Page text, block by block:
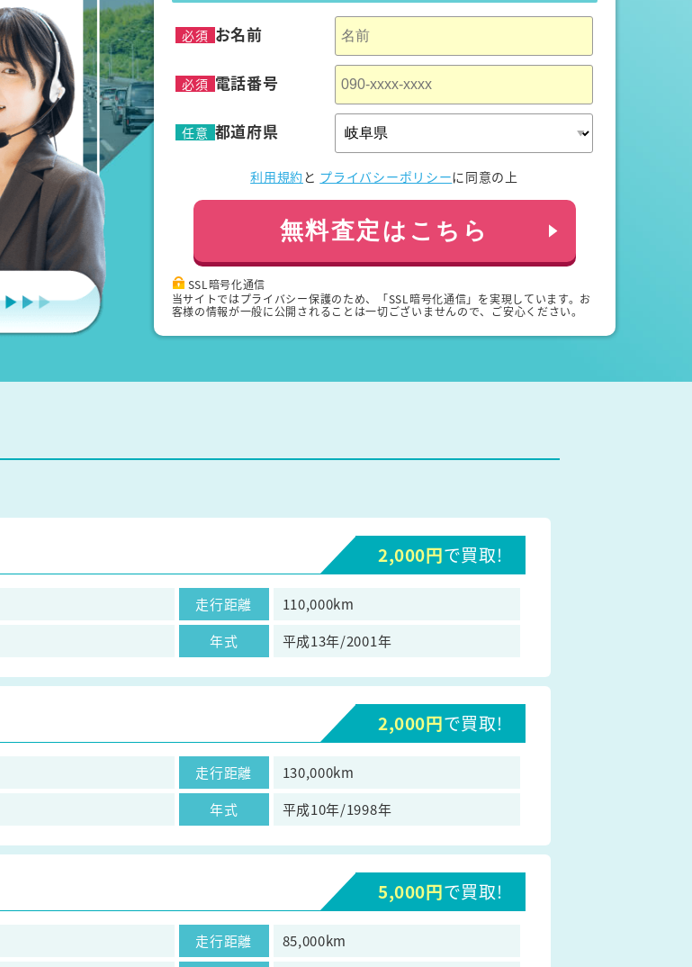
必須 お名前
必須 電話番号
任意 都道府県
利用規約 と プライバシーポリシーに同意の上
無料査定はこちら
SSL暗号化通信
当サイトではプライバシー保護のため、「SSL暗号化通信」を実現しています。お
客様の情報が一般に公開されることは一切ございませんので、ご安心ください。
2,000円で買取!
走行距離
110,000km
年式 平成13年/2001年
2,000円で買取!
走行距離
130,000km
年式 平成10年/1998年
5,000円で買取!
走行距離
85,000km